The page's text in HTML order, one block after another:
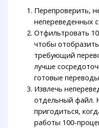
Перепроверить,
непереведенных
Отфильтровать
чтобы
требующий
лучше
готовые
Извлечь
отдельный файл.
пригодиться,
работы 100-